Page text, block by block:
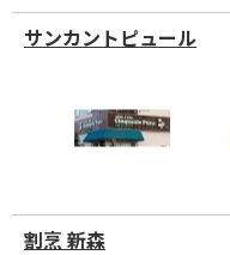
サンカントピュール
割烹 新森